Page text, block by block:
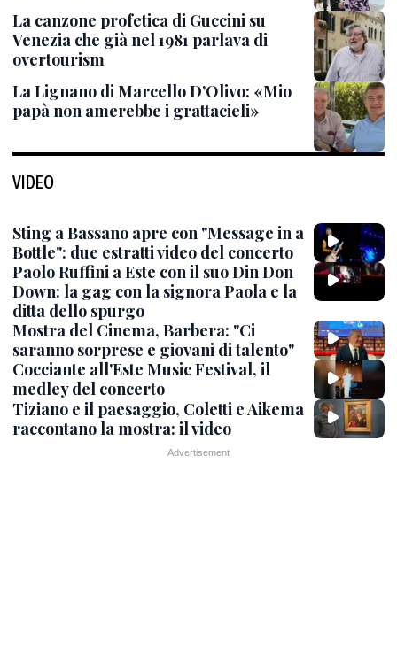
La canzone profetica di Guccini su
Venezia che già nel 1981 parlava di
overtourism
La Lignano di Marcello D’Olivo: «Mio
papà non amerebbe i grattacieli»
VIDEO
Sting a Bassano apre con "Message in a
Bottle": due estratti video del concerto
Paolo Ruffini a Este con il suo Din Don
Down: la gag con la signora Paola e la
ditta dello spurgo
Mostra del Cinema, Barbera: "Ci
saranno sorprese e giovani di talento"
Cocciante all'Este Music Festival, il
medley del concerto
Tiziano e il paesaggio, Coletti e Aikema
raccontano la mostra: il video